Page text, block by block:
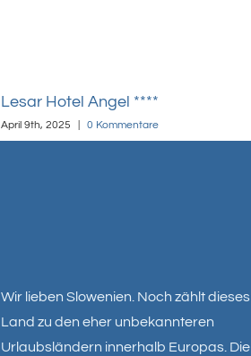
Lesar Hotel Angel ****
April 9th, 2025 0 Kommentare
Wir lieben Slowenien. Noch zählt dieses
Land zu den eher unbekannteren
Urlaubsländern innerhalb Europas. Die